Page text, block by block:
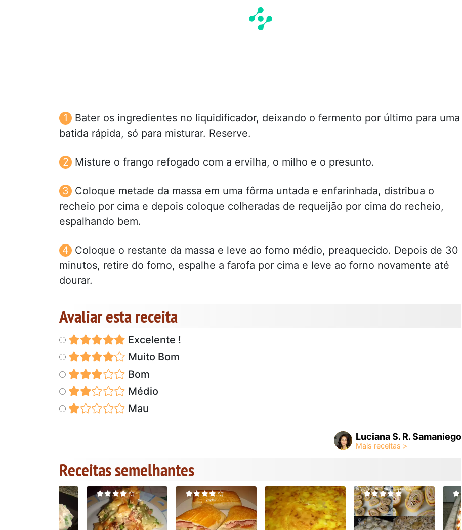
Bater os ingredientes no liquidificador, deixando o fermento por último para uma
batida rápida, só para misturar. Reserve.
Misture o frango refogado com a ervilha, o milho e o presunto.
Coloque metade da massa em uma fôrma untada e enfarinhada, distribua o
recheio por cima e depois coloque colheradas de requeijão por cima do recheio,
espalhando bem.
Coloque o restante da massa e leve ao forno médio, preaquecido. Depois de 30
minutos, retire do forno, espalhe a farofa por cima e leve ao forno novamente até
dourar.
Avaliar esta receita
Excelente !
Muito Bom
Bom
Médio
Mau
Luciana S. R. Samaniego
Receitas semelhantes